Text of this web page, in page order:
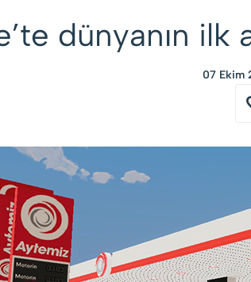
dünyanın
07 Ekim